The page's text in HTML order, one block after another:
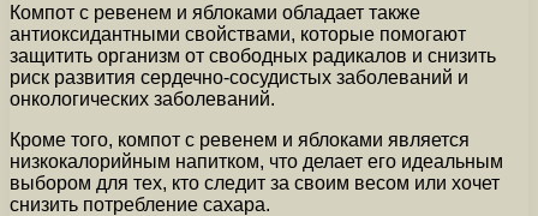
Компот с ревенем и яблоками обладает также
антиоксидантными свойствами, которые помогают
защитить организм от свободных радикалов и снизить
риск развития сердечно-сосудистых заболеваний и
онкологических заболеваний.
Кроме того, компот с ревенем и яблоками является
низкокалорийным напитком, что делает его идеальным
выбором для тех, кто следит за своим весом или хочет
снизить потребление сахара.